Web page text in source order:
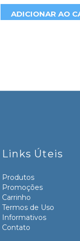
ADICIONAR AO
Links Úteis
Produtos
Promoções
Carrinho
Termos de Uso
Informativos
Contato